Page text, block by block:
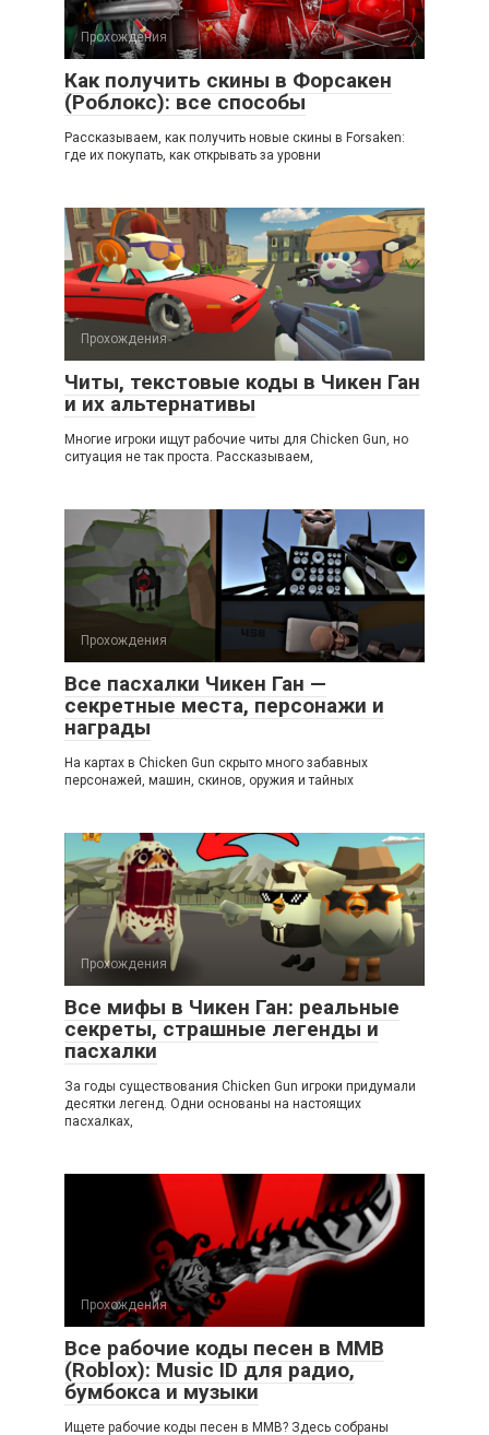
Прохождения
Как получить скины в Форсакен
(Роблокс): все способы
Рассказываем, как получить новые скины в Forsaken:
где их покупать, как открывать за уровни
Прохождения
Читы, текстовые коды в Чикен Ган
и их альтернативы
Многие игроки ищут рабочие читы для Chicken Gun, но
ситуация не так проста. Рассказываем,
Прохождения
Все пасхалки Чикен Ган —
секретные места, персонажи и
награды
На картах в Chicken Gun скрыто много забавных
персонажей, машин, скинов, оружия и тайных
Прохождения
Все мифы в Чикен Ган: реальные
секреты, страшные легенды и
пасхалки
За годы существования Chicken Gun игроки придумали
десятки легенд. Одни основаны на настоящих
пасхалках,
Прохождения
Все рабочие коды песен в ММВ
(Roblox): Music ID для радио,
бумбокса и музыки
Ищете рабочие коды песен в ММВ? Здесь собраны